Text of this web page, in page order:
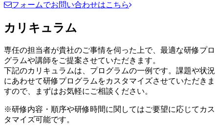
フォームでお問い合わせはこちら
カリキュラム
専任の担当者が貴社のご事情を伺った上で、最適な研修プロ
グラムや講師をご提案させていただきます。
下記のカリキュラムは、プログラムの一例です。課題や状況
にあわせて研修プログラムをカスタマイズさせていただきま
すので、まずはお気軽にご相談ください。
※研修内容・順序や研修時間に関してはご要望に応じてカス
タマイズ可能です。